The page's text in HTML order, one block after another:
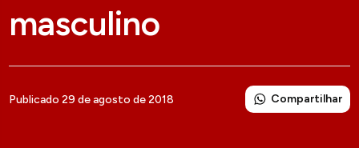
masculino
Publicado 29 de agosto de 2018 Compartilhar